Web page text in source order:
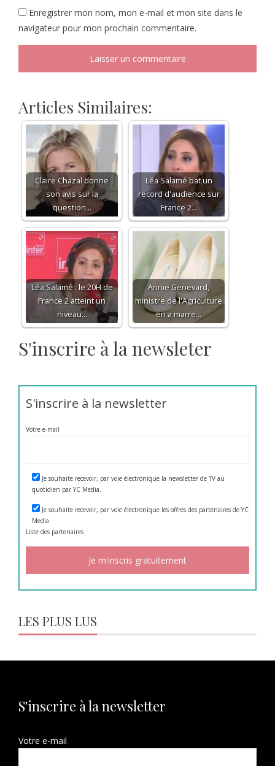
Enregistrer mon nom, mon e-mail et mon site dans le
navigateur pour mon prochain commentaire.
Articles Similaires:
Claire Chazal donne
son avis sur la
question…
Léa Salamé bat un
record d'audience sur
France 2…
Léa Salamé : le 20H de
France 2 atteint un
niveau…
Annie Genevard,
ministre de l'Agriculture
en a marre…
S'inscrire à la newsleter
S'inscrire à la newsletter
Votre e-mail
Je souhaite recevoir, par voie électronique la newsletter de TV au
quotidien par YC Media.
Je souhaite recevoir, par voie électronique les offres des partenaires de YC
Media
Liste des partenaires
LES PLUS LUS
S'inscrire à la newsletter
Votre e-mail